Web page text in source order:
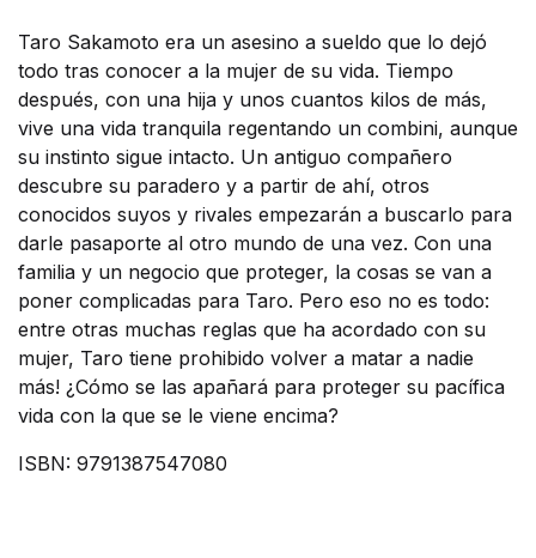
Taro Sakamoto era un asesino a sueldo que lo dejó
todo tras conocer a la mujer de su vida. Tiempo
después, con una hija y unos cuantos kilos de más,
vive una vida tranquila regentando un combini, aunque
su instinto sigue intacto. Un antiguo compañero
descubre su paradero y a partir de ahí, otros
conocidos suyos y rivales empezarán a buscarlo para
darle pasaporte al otro mundo de una vez. Con una
familia y un negocio que proteger, la cosas se van a
poner complicadas para Taro. Pero eso no es todo:
entre otras muchas reglas que ha acordado con su
mujer, Taro tiene prohibido volver a matar a nadie
más! ¿Cómo se las apañará para proteger su pacífica
vida con la que se le viene encima?
ISBN: 9791387547080